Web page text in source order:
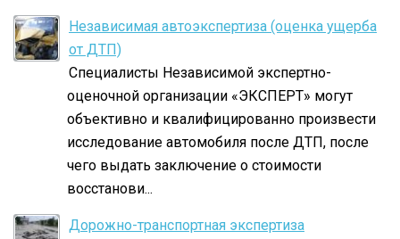
Независимая автоэкспертиза (оценка ущерба
от ДТП)
Специалисты Независимой экспертно-
оценочной организации «ЭКСПЕРТ» могут
объективно и квалифицированно произвести
исследование автомобиля после ДТП, после
чего выдать заключение о стоимости
восстанови...
Дорожно-транспортная экспертиза